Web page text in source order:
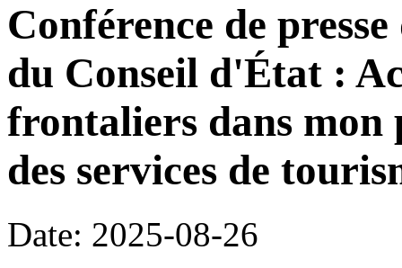
Conférence de
du Conseil d'État :
frontaliers dans
des services de
Date: 2025-08-26